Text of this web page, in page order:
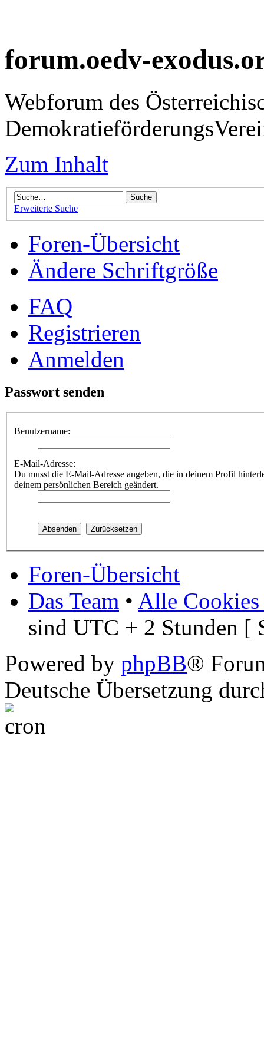
forum.oedv-
Webforum des
Zum Inhalt
Erweiterte Suche
Foren-Übersicht
Ändere Schriftgröße
FAQ
Registrieren
Anmelden
Passwort senden
Benutzername:
E-Mail-Adresse:
Du musst die E-Mail-Adresse angeben, die in deinem Profil
deinem persönlichen Bereich geändert.
Foren-Übersicht
Das Team • Alle Cookies
sind UTC + 2 Stunden [
Powered by phpBB®
Deutsche Übersetzung